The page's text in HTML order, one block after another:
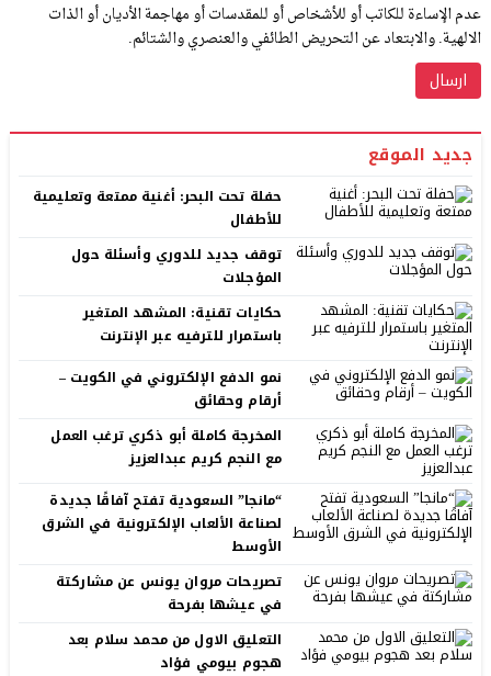
عدم الإساءة للكاتب أو للأشخاص أو للمقدسات أو مهاجمة الأديان أو الذات
الالهية. والابتعاد عن التحريض الطائفي والعنصري والشتائم.
جديد الموقع
حفلة تحت البحر: أغنية ممتعة وتعليمية
للأطفال
توقف جديد للدوري وأسئلة حول
المؤجلات
حكايات تقنية: المشهد المتغير
باستمرار للترفيه عبر الإنترنت
نمو الدفع الإلكتروني في الكويت –
أرقام وحقائق
المخرجة كاملة أبو ذكري ترغب العمل
مع النجم كريم عبدالعزيز
“مانجا” السعودية تفتح آفاقًا جديدة
لصناعة الألعاب الإلكترونية في الشرق
الأوسط
تصريحات مروان يونس عن مشاركتة
في عيشها بفرحة
التعليق الاول من محمد سلام بعد
هجوم بيومي فؤاد